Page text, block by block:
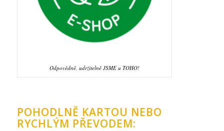
Odpovědně, udržitelně JSME u TOHO!
POHODLNĚ KARTOU NEBO
RYCHLÝM PŘEVODEM: